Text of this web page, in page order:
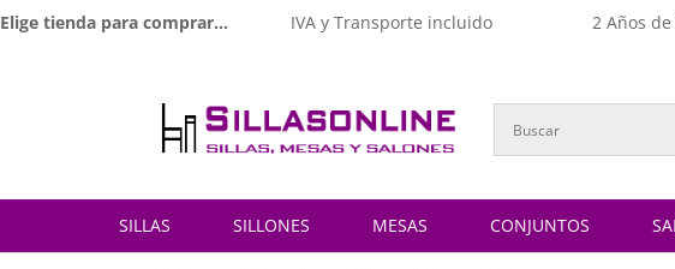
Elige tienda para comprar... IVA y Transporte incluido 2 Años
SILLAS SILLONES MESAS CONJUNTOS